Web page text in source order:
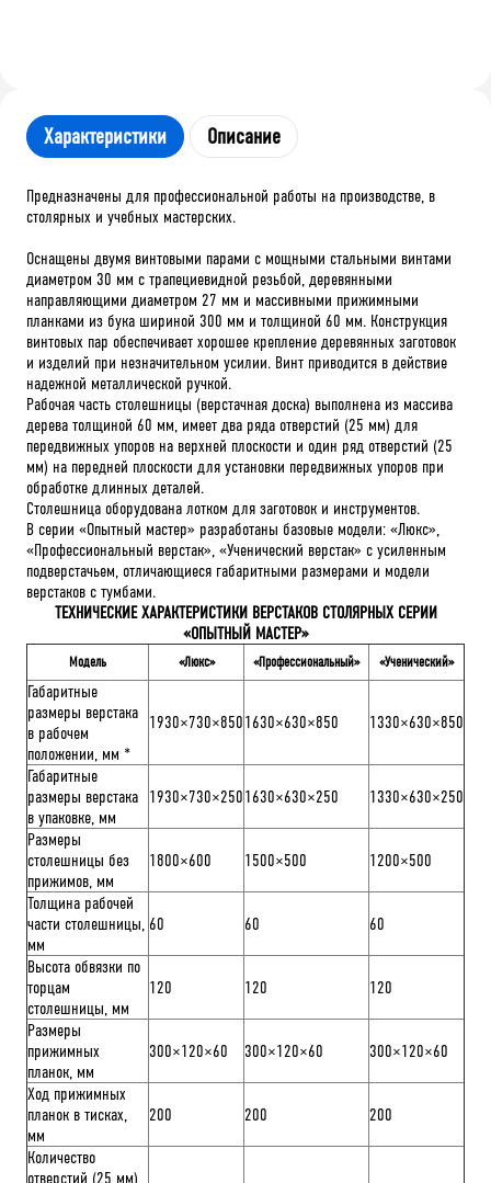
Характеристики Описание
Предназначены для профессиональной работы на производстве, в
столярных и учебных мастерских.
Оснащены двумя винтовыми парами с мощными стальными винтами
диаметром 30 мм с трапециевидной резьбой, деревянными
направляющими диаметром 27 мм и массивными прижимными
планками из бука шириной 300 мм и толщиной 60 мм. Конструкция
винтовых пар обеспечивает хорошее крепление деревянных заготовок
и изделий при незначительном усилии. Винт приводится в действие
надежной металлической ручкой.
Рабочая часть столешницы (верстачная доска) выполнена из массива
дерева толщиной 60 мм, имеет два ряда отверстий (25 мм) для
передвижных упоров на верхней плоскости и один ряд отверстий (25
мм) на передней плоскости для установки передвижных упоров при
обработке длинных деталей.
Столешница оборудована лотком для заготовок и инструментов.
В серии «Опытный мастер» разработаны базовые модели: «Люкс»,
«Профессиональный верстак», «Ученический верстак» с усиленным
подверстачьем, отличающиеся габаритными размерами и модели
верстаков с тумбами.
ТЕХНИЧЕСКИЕ ХАРАКТЕРИСТИКИ ВЕРСТАКОВ СТОЛЯРНЫХ СЕРИИ
«ОПЫТНЫЙ МАСТЕР»
Модель «Люкс» «Профессиональный» «Ученический»
Габаритные
размеры верстака
в рабочем
положении, мм *
1930×730×8501630×630×850 1330×630×850
Габаритные
размеры верстака
в упаковке, мм
1930×730×2501630×630×250 1330×630×250
Размеры
столешницы без
прижимов, мм
1800×600 1500×500 1200×500
Толщина рабочей
части столешницы,
мм
60 60 60
Высота обвязки по
торцам
столешницы, мм
120 120 120
Размеры
прижимных
планок, мм
300×120×60 300×120×60 300×120×60
Ход прижимных
планок в тисках,
мм
200 200 200
Количество
отверстий (25 мм)